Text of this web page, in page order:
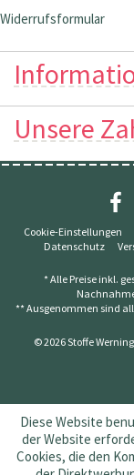
Widerrufsformular
Unsere
Cookie-Einstellungen
Datenschutz
* Alle Preise inkl.
** Ausgenommen sind
© 2026 Stoffe
Diese Website
der Website
Cookies, die den